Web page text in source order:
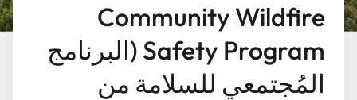
Community Wildfire
Safety Program (البرنامج
المُجتمعي للسلامة من